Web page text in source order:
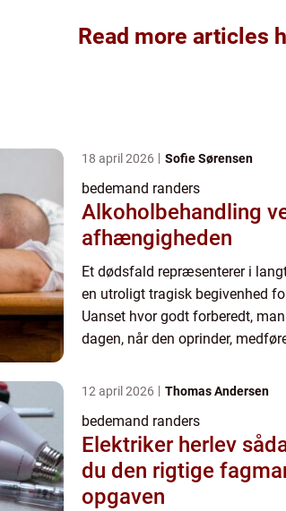
Read more articles
18 april 2026 Sofie Sørensen
bedemand randers
Alkoholbehandling vejen ud af
afhængigheden
Et dødsfald repræsenterer i
en utroligt tragisk begivenhed
Uanset hvor godt forberedt,
dagen, når den oprinder,
12 april 2026 Thomas Andersen
bedemand randers
Elektriker herlev sådan vælger
du den rigtige
opgaven